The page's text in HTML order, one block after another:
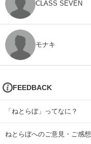
CLASS SEVEN
モナキ
FEEDBACK
「ねとらぼ」ってなに？
ねとらぼへのご意見・ご感想